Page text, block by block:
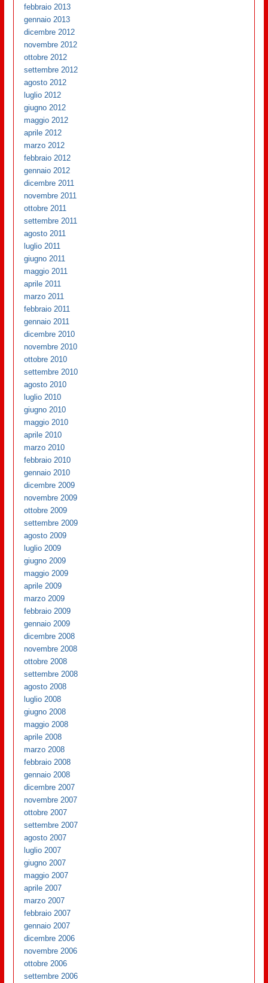
febbraio 2013
gennaio 2013
dicembre 2012
novembre 2012
ottobre 2012
settembre 2012
agosto 2012
luglio 2012
giugno 2012
maggio 2012
aprile 2012
marzo 2012
febbraio 2012
gennaio 2012
dicembre 2011
novembre 2011
ottobre 2011
settembre 2011
agosto 2011
luglio 2011
giugno 2011
maggio 2011
aprile 2011
marzo 2011
febbraio 2011
gennaio 2011
dicembre 2010
novembre 2010
ottobre 2010
settembre 2010
agosto 2010
luglio 2010
giugno 2010
maggio 2010
aprile 2010
marzo 2010
febbraio 2010
gennaio 2010
dicembre 2009
novembre 2009
ottobre 2009
settembre 2009
agosto 2009
luglio 2009
giugno 2009
maggio 2009
aprile 2009
marzo 2009
febbraio 2009
gennaio 2009
dicembre 2008
novembre 2008
ottobre 2008
settembre 2008
agosto 2008
luglio 2008
giugno 2008
maggio 2008
aprile 2008
marzo 2008
febbraio 2008
gennaio 2008
dicembre 2007
novembre 2007
ottobre 2007
settembre 2007
agosto 2007
luglio 2007
giugno 2007
maggio 2007
aprile 2007
marzo 2007
febbraio 2007
gennaio 2007
dicembre 2006
novembre 2006
ottobre 2006
settembre 2006